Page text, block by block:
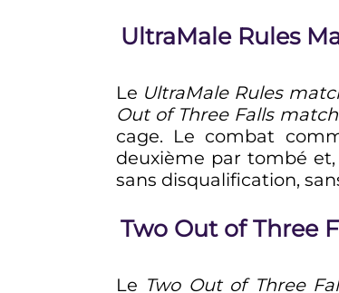
UltraMale Rules
Le UltraMale Rules
Out of Three Falls match
cage. Le combat
deuxième par tombé
sans disqualification,
Two Out of Three
Le Two Out of Three